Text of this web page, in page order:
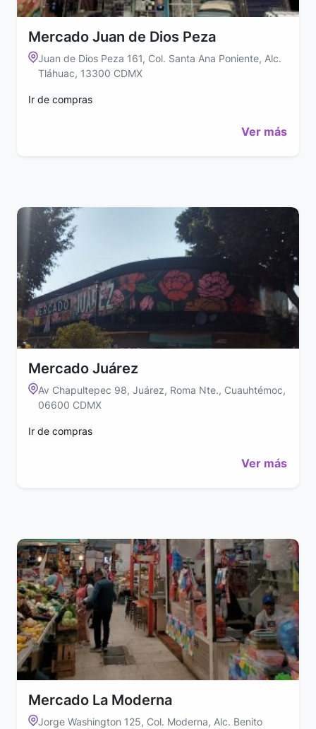
Mercado Juan de Dios Peza
Juan de Dios Peza 161, Col. Santa Ana Poniente, Alc.
Tláhuac, 13300 CDMX
Ir de compras
Ver más
Mercado Juárez
Av Chapultepec 98, Juárez, Roma Nte., Cuauhtémoc,
06600 CDMX
Ir de compras
Ver más
Mercado La Moderna
Jorge Washington 125, Col. Moderna, Alc. Benito